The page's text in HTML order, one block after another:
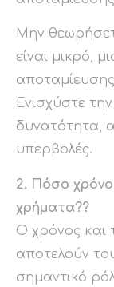
Μην
είναι μικρό,
Ενισχύστε
δυνατότητα,
υπερβολές.
2. Πόσο
χρήματα??
Ο χρόνος και
αποτελούν
σημαντικό